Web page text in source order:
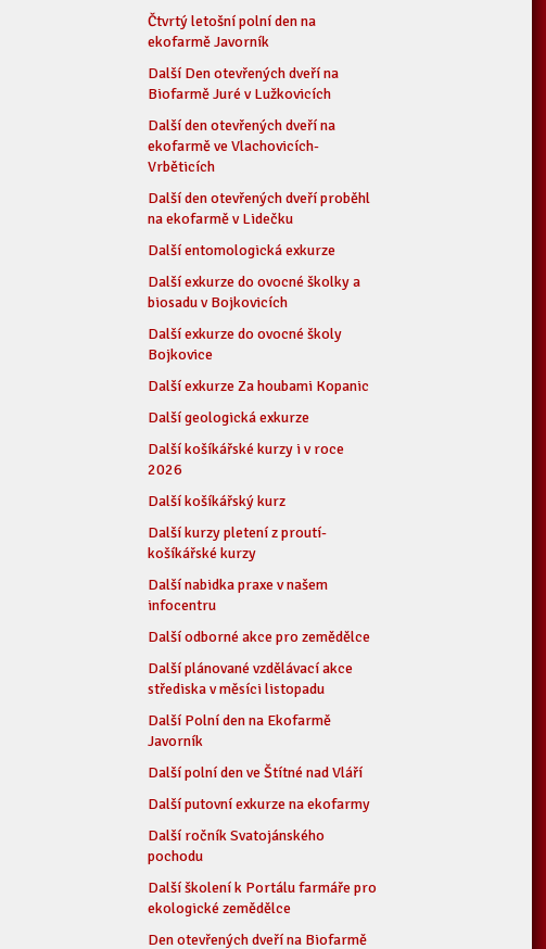
Čtvrtý letošní polní den na
ekofarmě Javorník
Další Den otevřených dveří na
Biofarmě Juré v Lužkovicích
Další den otevřených dveří na
ekofarmě ve Vlachovicích-
Vrběticích
Další den otevřených dveří proběhl
na ekofarmě v Lidečku
Další entomologická exkurze
Další exkurze do ovocné školky a
biosadu v Bojkovicích
Další exkurze do ovocné školy
Bojkovice
Další exkurze Za houbami Kopanic
Další geologická exkurze
Další košíkářské kurzy i v roce
2026
Další košíkářský kurz
Další kurzy pletení z proutí-
košíkářské kurzy
Další nabidka praxe v našem
infocentru
Další odborné akce pro zemědělce
Další plánované vzdělávací akce
střediska v měsíci listopadu
Další Polní den na Ekofarmě
Javorník
Další polní den ve Štítné nad Vláří
Další putovní exkurze na ekofarmy
Další ročník Svatojánského
pochodu
Další školení k Portálu farmáře pro
ekologické zemědělce
Den otevřených dveří na Biofarmě